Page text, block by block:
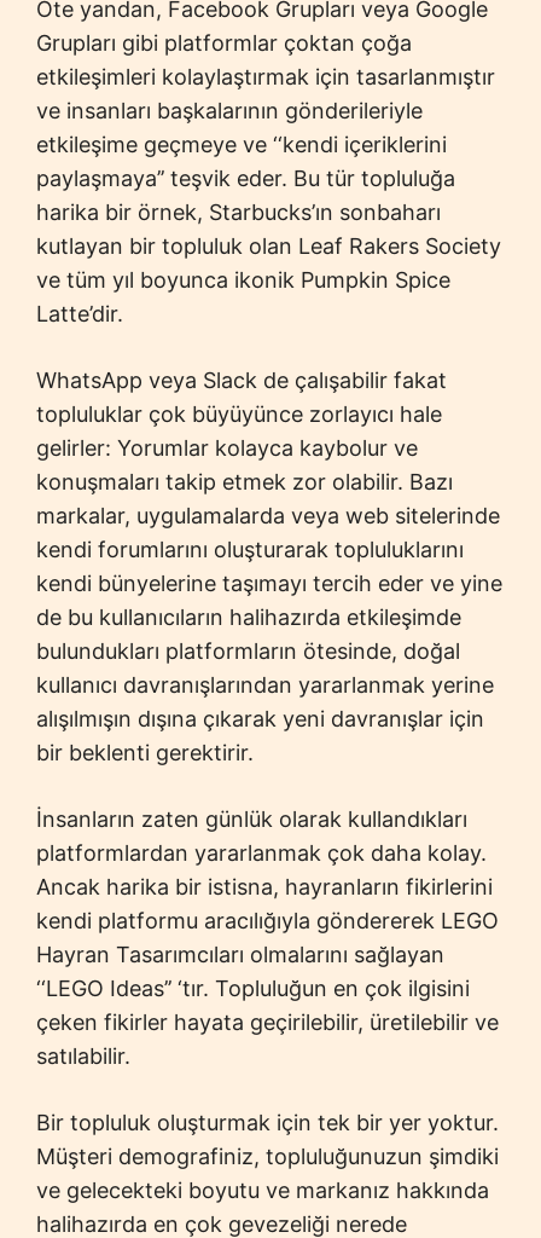
Öte yandan, Facebook Grupları veya Google
Grupları gibi platformlar çoktan çoğa
etkileşimleri kolaylaştırmak için tasarlanmıştır
ve insanları başkalarının gönderileriyle
etkileşime geçmeye ve ‘‘kendi içeriklerini
paylaşmaya’’ teşvik eder. Bu tür topluluğa
harika bir örnek, Starbucks’ın sonbaharı
kutlayan bir topluluk olan Leaf Rakers Society
ve tüm yıl boyunca ikonik Pumpkin Spice
Latte’dir.
WhatsApp veya Slack de çalışabilir fakat
topluluklar çok büyüyünce zorlayıcı hale
gelirler: Yorumlar kolayca kaybolur ve
konuşmaları takip etmek zor olabilir. Bazı
markalar, uygulamalarda veya web sitelerinde
kendi forumlarını oluşturarak topluluklarını
kendi bünyelerine taşımayı tercih eder ve yine
de bu kullanıcıların halihazırda etkileşimde
bulundukları platformların ötesinde, doğal
kullanıcı davranışlarından yararlanmak yerine
alışılmışın dışına çıkarak yeni davranışlar için
bir beklenti gerektirir.
İnsanların zaten günlük olarak kullandıkları
platformlardan yararlanmak çok daha kolay.
Ancak harika bir istisna, hayranların fikirlerini
kendi platformu aracılığıyla göndererek LEGO
Hayran Tasarımcıları olmalarını sağlayan
‘‘LEGO Ideas’’ ‘tır. Topluluğun en çok ilgisini
çeken fikirler hayata geçirilebilir, üretilebilir ve
satılabilir.
Bir topluluk oluşturmak için tek bir yer yoktur.
Müşteri demografiniz, topluluğunuzun şimdiki
ve gelecekteki boyutu ve markanız hakkında
halihazırda en çok gevezeliği nerede